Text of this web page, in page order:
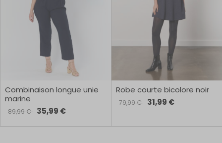
Combinaison longue unie
marine
89,99 € 35,99 €
Robe courte bicolore noir
79,99 € 31,99 €